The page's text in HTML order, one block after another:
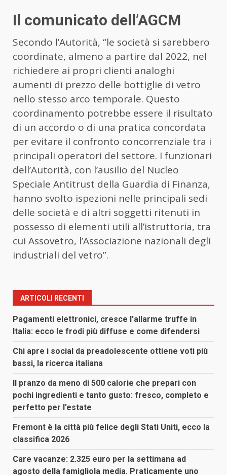
Il comunicato dell’AGCM
Secondo l’Autorità, “le società si sarebbero
coordinate, almeno a partire dal 2022, nel
richiedere ai propri clienti analoghi
aumenti di prezzo delle bottiglie di vetro
nello stesso arco temporale. Questo
coordinamento potrebbe essere il risultato
di un accordo o di una pratica concordata
per evitare il confronto concorrenziale tra i
principali operatori del settore. I funzionari
dell’Autorità, con l’ausilio del Nucleo
Speciale Antitrust della Guardia di Finanza,
hanno svolto ispezioni nelle principali sedi
delle società e di altri soggetti ritenuti in
possesso di elementi utili all’istruttoria, tra
cui Assovetro, l’Associazione nazionali degli
industriali del vetro”.
ARTICOLI RECENTI
Pagamenti elettronici, cresce l’allarme truffe in
Italia: ecco le frodi più diffuse e come difendersi
Chi apre i social da preadolescente ottiene voti più
bassi, la ricerca italiana
Il pranzo da meno di 500 calorie che prepari con
pochi ingredienti e tanto gusto: fresco, completo e
perfetto per l’estate
Fremont è la città più felice degli Stati Uniti, ecco la
classifica 2026
Care vacanze: 2.325 euro per la settimana ad
agosto della famigliola media. Praticamente uno